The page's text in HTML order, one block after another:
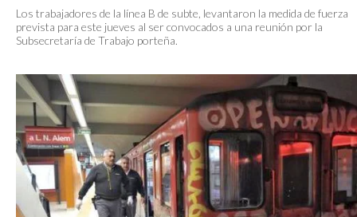
Los trabajadores de la línea B de subte, levantaron la medida de fuerza
prevista para este jueves al ser convocados a una reunión por la
Subsecretaría de Trabajo porteña.